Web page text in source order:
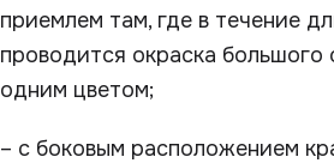
приемлем там, где в течение
проводится окраска большого
одним цветом;
– с боковым расположением